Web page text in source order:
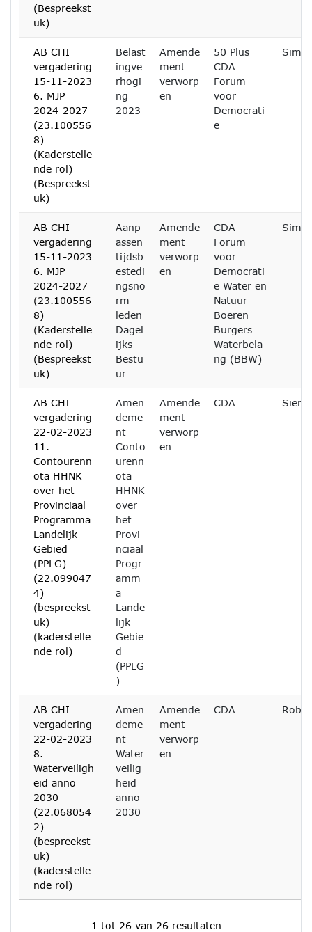
(Bespreekst
uk)
AB CHI
vergadering
15-11-2023
6. MJP
2024-2027
(23.100556
8)
(Kaderstelle
nde rol)
(Bespreekst
uk)
Belast
ingve
rhogi
ng
2023
Amende
ment
verworp
en
50 Plus
CDA
Forum
voor
Democrati
e
AB CHI
vergadering
15-11-2023
6. MJP
2024-2027
(23.100556
8)
(Kaderstelle
nde rol)
(Bespreekst
uk)
Aanp
assen
tijdsb
estedi
ngsno
rm
leden
Dagel
ijks
Bestu
ur
Amende
ment
verworp
en
CDA
Forum
voor
Democrati
e Water en
Natuur
Boeren
Burgers
Waterbela
ng (BBW)
AB CHI
vergadering
22-02-2023
11.
Contourenn
ota HHNK
over het
Provinciaal
Programma
Landelijk
Gebied
(PPLG)
(22.099047
4)
(bespreekst
uk)
(kaderstelle
nde rol)
Amen
deme
nt
Conto
urenn
ota
HHNK
over
het
Provi
nciaal
Progr
amm
a
Lande
lijk
Gebie
d
(PPLG
)
Amende
ment
verworp
en
CDA Siem
AB CHI
vergadering
22-02-2023
8.
Waterveiligh
eid anno
2030
(22.068054
2)
(bespreekst
uk)
(kaderstelle
nde rol)
Amen
deme
nt
Water
veilig
heid
anno
2030
Amende
ment
verworp
en
CDA Rob
1 tot 26 van 26 resultaten